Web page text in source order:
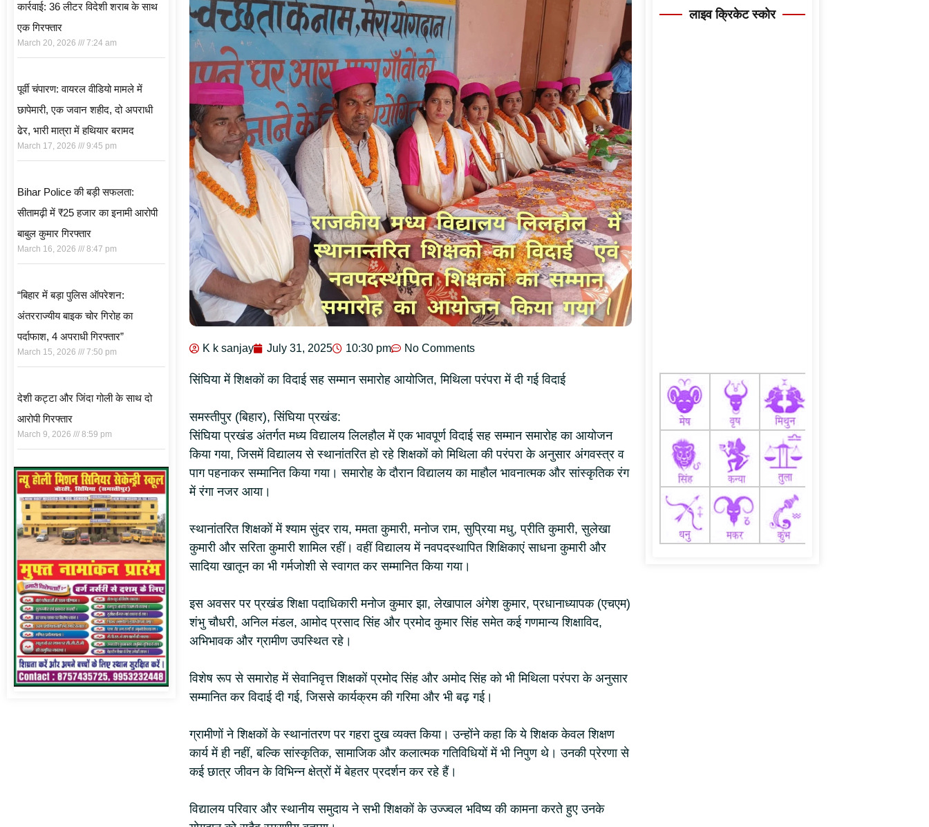
कार्रवाई: 36 लीटर विदेशी शराब के साथ
एक गिरफ्तार
March 20, 2026 7:24 am
पूर्वी चंपारण: वायरल वीडियो मामले में
छापेमारी, एक जवान शहीद, दो अपराधी
ढेर, भारी मात्रा में हथियार बरामद
March 17, 2026 9:45 pm
Bihar Police की बड़ी सफलता:
सीतामढ़ी में ₹25 हजार का इनामी आरोपी
बाबुल कुमार गिरफ्तार
March 16, 2026 8:47 pm
“बिहार में बड़ा पुलिस ऑपरेशन:
अंतरराज्यीय बाइक चोर गिरोह का
पर्दाफाश, 4 अपराधी गिरफ्तार”
March 15, 2026 7:50 pm
देशी कट्टा और जिंदा गोली के साथ दो
आरोपी गिरफ्तार
March 9, 2026 8:59 pm
K k sanjay July 31, 2025 10:30 pm No Comments
सिंघिया में शिक्षकों का विदाई सह सम्मान समारोह आयोजित, मिथिला परंपरा में दी गई विदाई
समस्तीपुर (बिहार), सिंघिया प्रखंड:
सिंघिया प्रखंड अंतर्गत मध्य विद्यालय लिलहौल में एक भावपूर्ण विदाई सह सम्मान समारोह का आयोजन
किया गया, जिसमें विद्यालय से स्थानांतरित हो रहे शिक्षकों को मिथिला की परंपरा के अनुसार अंगवस्त्र व
पाग पहनाकर सम्मानित किया गया। समारोह के दौरान विद्यालय का माहौल भावनात्मक और सांस्कृतिक रंग
में रंगा नजर आया।
स्थानांतरित शिक्षकों में श्याम सुंदर राय, ममता कुमारी, मनोज राम, सुप्रिया मधु, प्रीति कुमारी, सुलेखा
कुमारी और सरिता कुमारी शामिल रहीं। वहीं विद्यालय में नवपदस्थापित शिक्षिकाएं साधना कुमारी और
सादिया खातून का भी गर्मजोशी से स्वागत कर सम्मानित किया गया।
इस अवसर पर प्रखंड शिक्षा पदाधिकारी मनोज कुमार झा, लेखापाल अंगेश कुमार, प्रधानाध्यापक (एचएम)
शंभु चौधरी, अनिल मंडल, आमोद प्रसाद सिंह और प्रमोद कुमार सिंह समेत कई गणमान्य शिक्षाविद,
अभिभावक और ग्रामीण उपस्थित रहे।
विशेष रूप से समारोह में सेवानिवृत्त शिक्षकों प्रमोद सिंह और अमोद सिंह को भी मिथिला परंपरा के अनुसार
सम्मानित कर विदाई दी गई, जिससे कार्यक्रम की गरिमा और भी बढ़ गई।
ग्रामीणों ने शिक्षकों के स्थानांतरण पर गहरा दुख व्यक्त किया। उन्होंने कहा कि ये शिक्षक केवल शिक्षण
कार्य में ही नहीं, बल्कि सांस्कृतिक, सामाजिक और कलात्मक गतिविधियों में भी निपुण थे। उनकी प्रेरणा से
कई छात्र जीवन के विभिन्न क्षेत्रों में बेहतर प्रदर्शन कर रहे हैं।
विद्यालय परिवार और स्थानीय समुदाय ने सभी शिक्षकों के उज्ज्वल भविष्य की कामना करते हुए उनके
लाइव क्रिकेट स्कोर